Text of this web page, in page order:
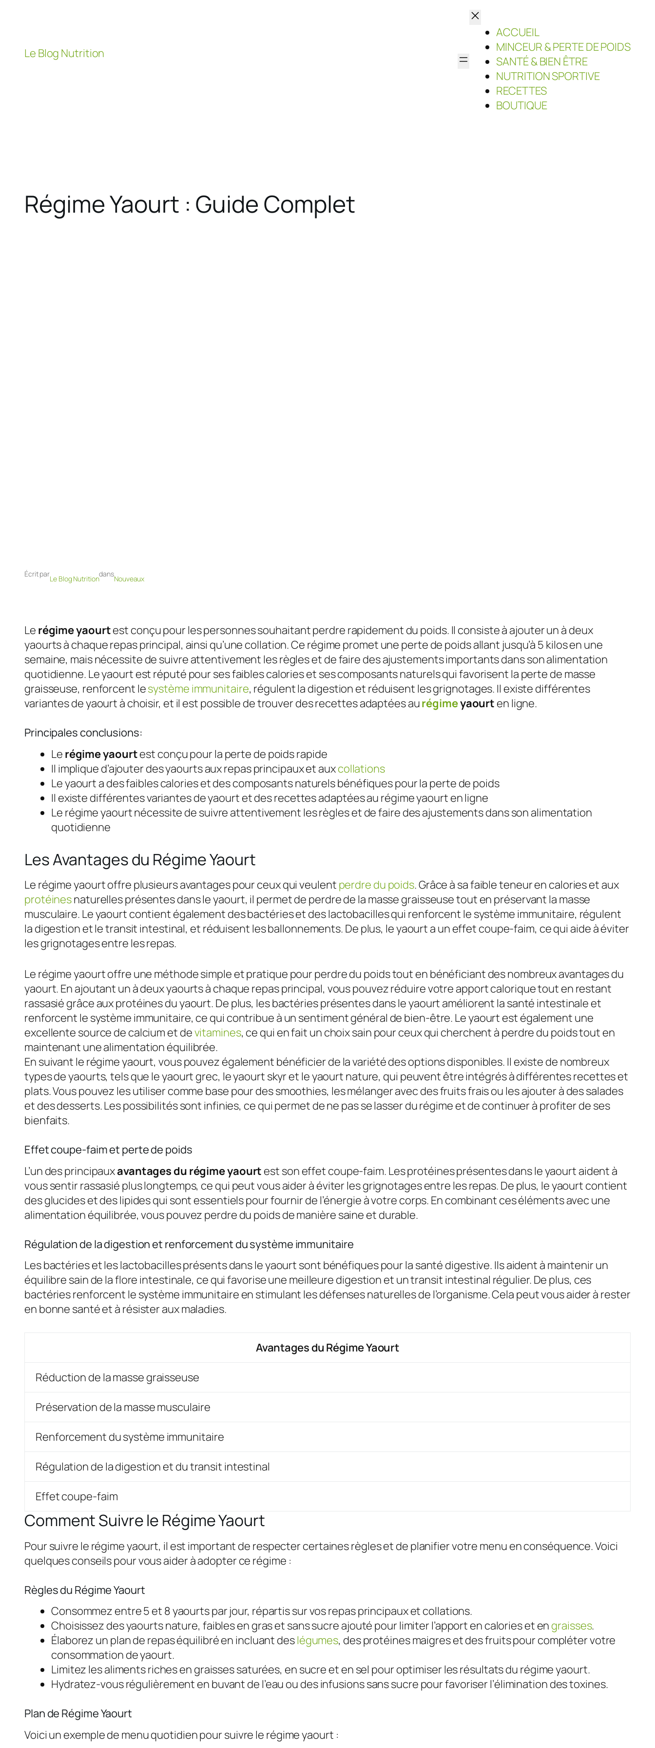
Le Blog Nutrition
ACCUEIL
MINCEUR & PERTE DE POIDS
SANTÉ & BIEN ÊTRE
NUTRITION SPORTIVE
RECETTES
BOUTIQUE
Régime Yaourt : Guide Complet
Écrit par
Le Blog Nutrition
dans
Nouveaux
Le régime yaourtest conçu pour les personnes souhaitant perdre rapidement du poids. Il consiste à ajouter un à deux
yaourts à chaque repas principal, ainsi qu’une collation. Ce régime promet une perte de poids allant jusqu’à 5 kilos en une
semaine, mais nécessite de suivre attentivement les règles et de faire des ajustements importants dans son alimentation
quotidienne. Le yaourt est réputé pour ses faibles calories et ses composants naturels qui favorisent la perte de masse
graisseuse, renforcent lesystème immunitaire, régulent la digestion et réduisent les grignotages. Il existe différentes
variantes de yaourt à choisir, et il est possible de trouver des recettes adaptées aurégimeyaourt en ligne.
Principales conclusions:
Le régime yaourtest conçu pour la perte de poids rapide
Il implique d’ajouter des yaourts aux repas principaux et auxcollations
Le yaourt a des faibles calories et des composants naturels bénéfiques pour la perte de poids
Il existe différentes variantes de yaourt et des recettes adaptées au régime yaourt en ligne
Le régime yaourt nécessite de suivre attentivement les règles et de faire des ajustements dans son alimentation
quotidienne
Les Avantages du Régime Yaourt
Le régime yaourt offre plusieurs avantages pour ceux qui veulent perdre du poids. Grâce à sa faible teneur en calories et aux
protéinesnaturelles présentes dans le yaourt, il permet de perdre de la masse graisseuse tout en préservant la masse
musculaire. Le yaourt contient également des bactéries et des lactobacilles qui renforcent le système immunitaire, régulent
la digestion et le transit intestinal, et réduisent les ballonnements. De plus, le yaourt a un effet coupe-faim, ce qui aide à éviter
les grignotages entre les repas.
Le régime yaourt offre une méthode simple et pratique pour perdre du poids tout en bénéficiant des nombreux avantages du
yaourt. En ajoutant un à deux yaourts à chaque repas principal, vous pouvez réduire votre apport calorique tout en restant
rassasié grâce aux protéines du yaourt. De plus, les bactéries présentes dans le yaourt améliorent la santé intestinale et
renforcent le système immunitaire, ce qui contribue à un sentiment général de bien-être. Le yaourt est également une
excellente source de calcium et devitamines, ce qui en fait un choix sain pour ceux qui cherchent à perdre du poids tout en
maintenant une alimentation équilibrée.
En suivant le régime yaourt, vous pouvez également bénéficier de la variété des options disponibles. Il existe de nombreux
types de yaourts, tels que le yaourt grec, le yaourt skyr et le yaourt nature, qui peuvent être intégrés à différentes recettes et
plats. Vous pouvez les utiliser comme base pour des smoothies, les mélanger avec des fruits frais ou les ajouter à des salades
et des desserts. Les possibilités sont infinies, ce qui permet de ne pas se lasser du régime et de continuer à profiter de ses
bienfaits.
Effet coupe-faim et perte de poids
L’un des principauxavantages du régime yaourt est son effet coupe-faim. Les protéines présentes dans le yaourt aident à
vous sentir rassasié plus longtemps, ce qui peut vous aider à éviter les grignotages entre les repas. De plus, le yaourt contient
des glucides et des lipides qui sont essentiels pour fournir de l’énergie à votre corps. En combinant ces éléments avec une
alimentation équilibrée, vous pouvez perdre du poids de manière saine et durable.
Régulation de la digestion et renforcement du système immunitaire
Les bactéries et les lactobacilles présents dans le yaourt sont bénéfiques pour la santé digestive. Ils aident à maintenir un
équilibre sain de la flore intestinale, ce qui favorise une meilleure digestion et un transit intestinal régulier. De plus, ces
bactéries renforcent le système immunitaire en stimulant les défenses naturelles de l’organisme. Cela peut vous aider à rester
en bonne santé et à résister aux maladies.
Avantages du Régime Yaourt
Réduction de la masse graisseuse
Préservation de la masse musculaire
Renforcement du système immunitaire
Régulation de la digestion et du transit intestinal
Effet coupe-faim
Comment Suivre le Régime Yaourt
Pour suivre le régime yaourt, il est important de respecter certaines règles et de planifier votre menu en conséquence. Voici
quelques conseils pour vous aider à adopter ce régime :
Règles du Régime Yaourt
Consommez entre 5 et 8 yaourts par jour, répartis sur vos repas principaux et collations.
Choisissez des yaourts nature, faibles en gras et sans sucre ajouté pour limiter l’apport en calories et en graisses.
Élaborez un plan de repas équilibré en incluant deslégumes, des protéines maigres et des fruits pour compléter votre
consommation de yaourt.
Limitez les aliments riches en graisses saturées, en sucre et en sel pour optimiser les résultats du régime yaourt.
Hydratez-vous régulièrement en buvant de l’eau ou des infusions sans sucre pour favoriser l’élimination des toxines.
Plan de Régime Yaourt
Voici un exemple de menu quotidien pour suivre le régime yaourt :